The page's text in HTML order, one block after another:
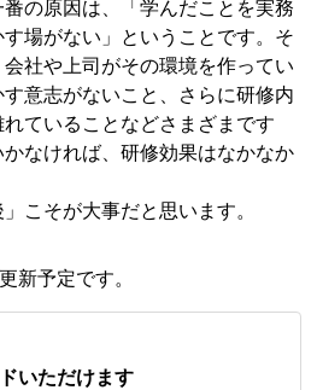
の原因は、「学んだことを実務
場がない」ということです。そ
社や上司がその環境を作ってい
意志がないこと、さらに研修内
ていることなどさまざまです
なければ、研修効果はなかなか
こそが大事だと思います。
新予定です。
いただけます